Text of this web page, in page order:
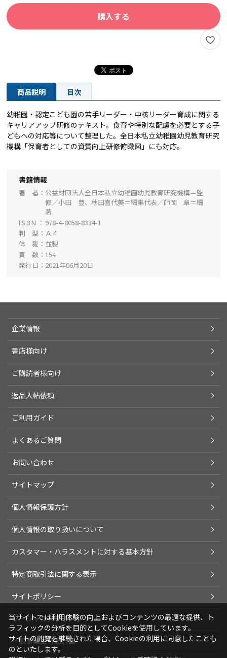
購入する
商品説明 目次
幼稚園・認定こども園の若手リーダー・中核リーダー育成に関する
キャリアアップ研修のテキスト。食育や特別な配慮を必要とする子
どもへの対応等について整理した。全日本私立幼稚園幼児教育研究
機構「保育者としての資質向上研修俯瞰図」にも対応。
書籍情報
著 者
公益財団法人全日本私立幼稚園幼児教育研究機構＝監
修／小田 豊、秋田喜代美＝編集代表／師岡 章＝編
著
ISBN
978-4-8058-8334-1
判 型
Ａ４
体 裁
並製
頁 数
154
発行日
2021年06月20日
企業情報
書店様向け
ご購読者様向け
返品入帖依頼
ご利用ガイド
よくあるご質問
お問い合わせ
サイトマップ
個人情報保護方針
個人情報の取り扱いについて
カスタマー・ハラスメントに対する基本方針
特定商取引法に関する表示
サイトポリシー
ソーシャルメディアポリシー
一般事業主行動計画
当サイトでは利用体験の向上およびコンテンツの最適な提供、ト
ラフィックの分析を目的としてCookieを使用しています。
サイトの閲覧を継続された場合、Cookieの利用に同意したことも
のといたします。